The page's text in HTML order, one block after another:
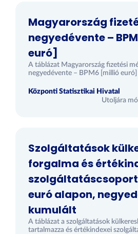
Magyarország
negyedévente –
euró]
A táblázat Magyarország fizetési
negyedévente – BPM6 [millió euró]
Központi Statisztikai Hivatal
Utoljára
Szolgáltatások
forgalma és
euró alapon,
kumulált
A táblázat a szolgáltatások
tartalmazza és értékindexei